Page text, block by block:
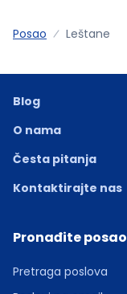
Posao Leštane
Blog
O nama
Česta pitanja
Kontaktirajte nas
Pronađite posao
Pretraga poslova